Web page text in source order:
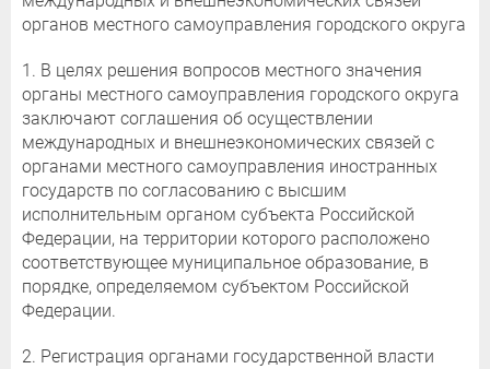
органов местного самоуправления городского округа
1. В целях решения вопросов местного значения
органы местного самоуправления городского округа
заключают соглашения об осуществлении
международных и внешнеэкономических связей с
органами местного самоуправления иностранных
государств по согласованию с высшим
исполнительным органом субъекта Российской
Федерации, на территории которого расположено
соответствующее муниципальное образование, в
порядке, определяемом субъектом Российской
Федерации.
2. Регистрация органами государственной власти